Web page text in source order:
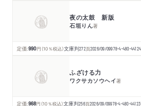
夜の太鼓 新版
石垣りん著
定価:990円 （10％税込）文庫判272頁2026/09/09978-4-480-
ふざける力
ワクサカソウヘイ著
定価:968円 （10％税込）文庫判256頁2026/09/09978-4-480-